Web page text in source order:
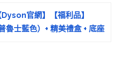
Dyson官網】
【福利品】
魯士藍色）+ 精美禮盒 + 底座